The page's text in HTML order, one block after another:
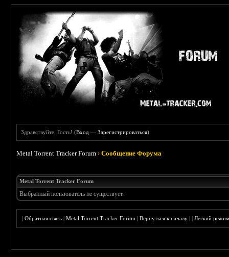
Здравствуйте, Гость! (Вход —Зарегистрироваться)
Metal Torrent Tracker Forum ›Сообщение Форума
Metal Torrent Tracker Forum
Выбранный пользователь не существует.
|Обратная связь |Metal Torrent Tracker Forum |Вернуться к началу ||Лёгкий